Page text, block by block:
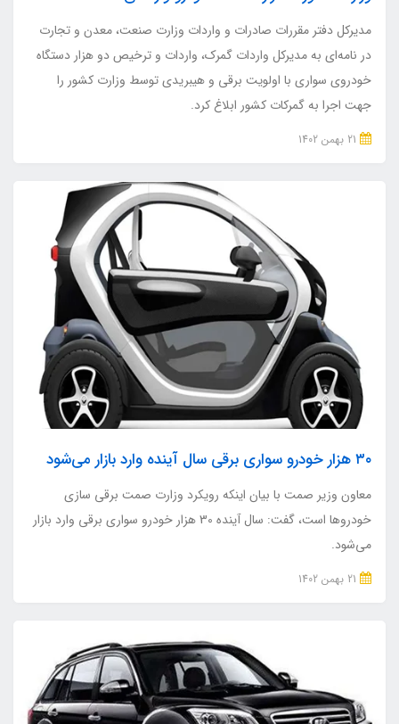
مدیرکل دفتر مقررات صادرات و واردات وزارت صنعت، معدن و تجارت
در نامه‌ای به مدیرکل واردات گمرک، واردات و ترخیص دو هزار دستگاه
خودروی سواری با اولویت برقی و هیبریدی توسط وزارت کشور را
جهت اجرا به گمرکات کشور ابلاغ کرد.
۳۰ هزار خودرو سواری برقی سال آینده وارد بازار می‌شود
معاون وزیر صمت با بیان اینکه رویکرد وزارت صمت برقی سازی
خودروها است، گفت: سال آینده 30 هزار خودرو سواری برقی وارد بازار
می‌شود.